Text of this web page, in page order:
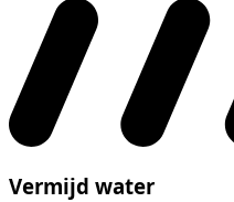
Vermijd water